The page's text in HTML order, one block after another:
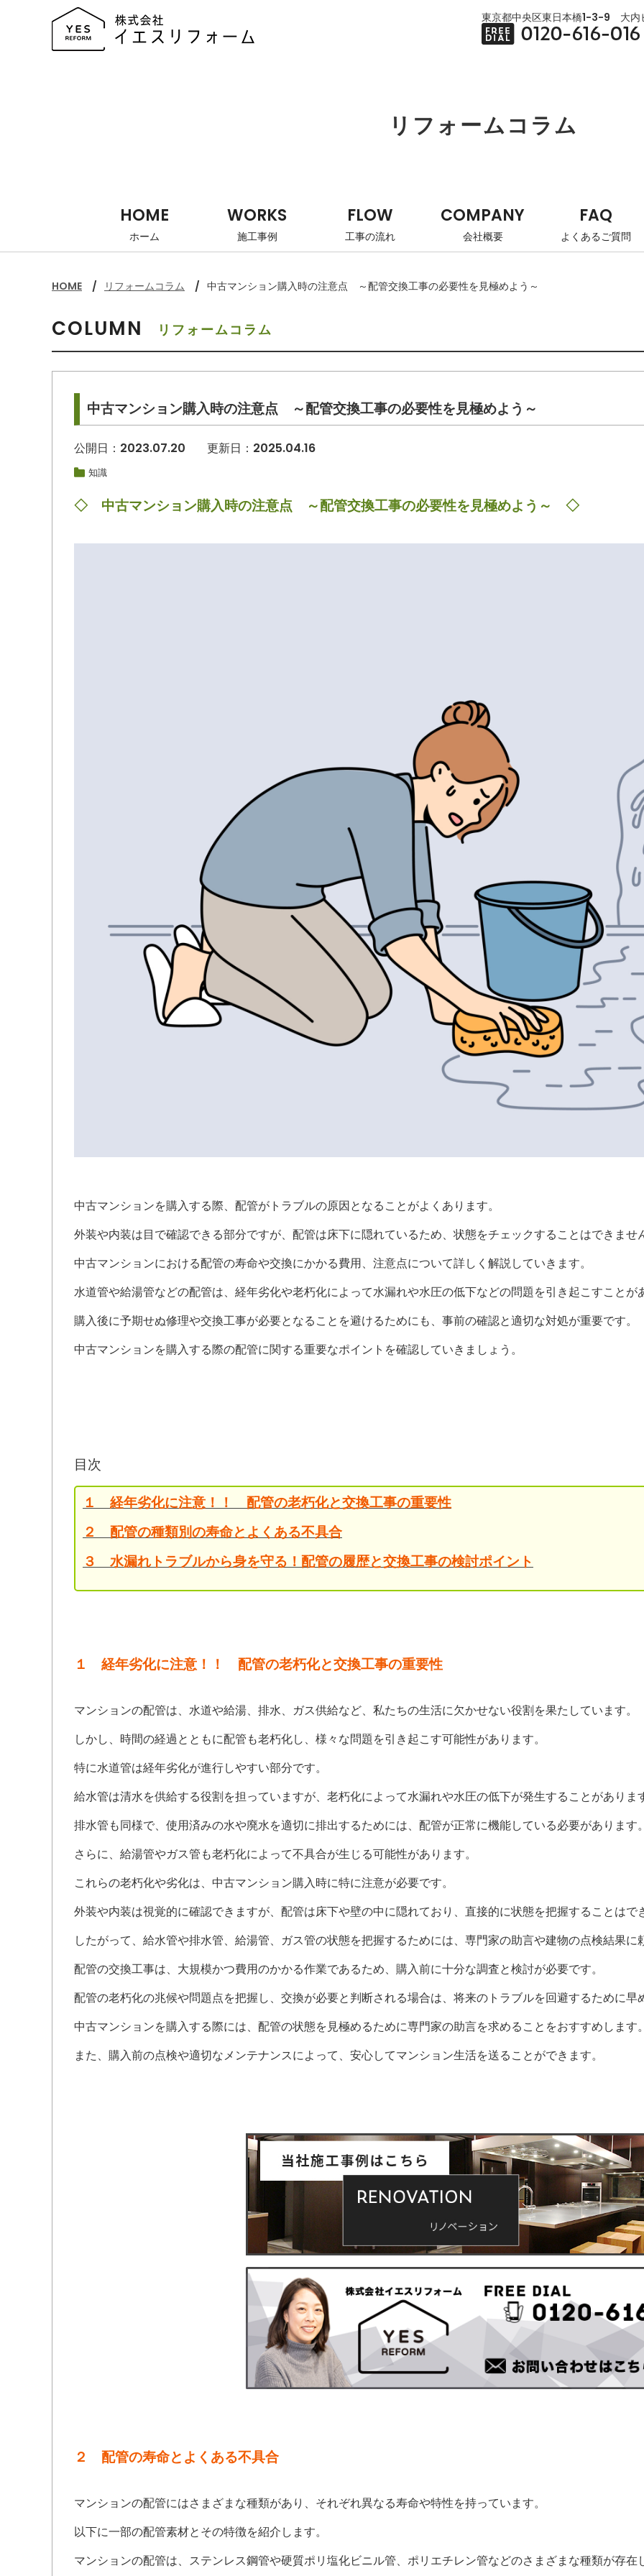
東京都中央区東日本橋1-3-9 大内
リフォームコラム
HOME
ホーム
WORKS
施工事例
FLOW
工事の流れ
COMPANY
会社概要
FAQ
よくあるご質問
HOME リフォームコラム 中古マンション購入時の注意点 ～配管交換工事の必要性を見極めよう～
COLUMN リフォームコラム
中古マンション購入時の注意点 ～配管交換工事の必要性を見極めよう～
公開日： 2023.07.20 更新日：2025.04.16
知識
◇ 中古マンション購入時の注意点 ～配管交換工事の必要性を見極めよう～ ◇
中古マンションを購入する際、配管がトラブルの原因となることがよくあります。
外装や内装は目で確認できる部分ですが、配管は床下に隠れているため、状態をチェックすることはできませ
中古マンションにおける配管の寿命や交換にかかる費用、注意点について詳しく解説していきます。
水道管や給湯管などの配管は、経年劣化や老朽化によって水漏れや水圧の低下などの問題を引き起こすことが
購入後に予期せぬ修理や交換工事が必要となることを避けるためにも、事前の確認と適切な対処が重要です。
中古マンションを購入する際の配管に関する重要なポイントを確認していきましょう。
目次
１ 経年劣化に注意！！ 配管の老朽化と交換工事の重要性
２ 配管の種類別の寿命とよくある不具合
３ 水漏れトラブルから身を守る！配管の履歴と交換工事の検討ポイント
１ 経年劣化に注意！！ 配管の老朽化と交換工事の重要性
マンションの配管は、水道や給湯、排水、ガス供給など、私たちの生活に欠かせない役割を果たしています。
しかし、時間の経過とともに配管も老朽化し、様々な問題を引き起こす可能性があります。
特に水道管は経年劣化が進行しやすい部分です。
給水管は清水を供給する役割を担っていますが、老朽化によって水漏れや水圧の低下が発生することがありま
排水管も同様で、使用済みの水や廃水を適切に排出するためには、配管が正常に機能している必要があります
さらに、給湯管やガス管も老朽化によって不具合が生じる可能性があります。
これらの老朽化や劣化は、中古マンション購入時に特に注意が必要です。
外装や内装は視覚的に確認できますが、配管は床下や壁の中に隠れており、直接的に状態を把握することはで
したがって、給水管や排水管、給湯管、ガス管の状態を把握するためには、専門家の助言や建物の点検結果に
配管の交換工事は、大規模かつ費用のかかる作業であるため、購入前に十分な調査と検討が必要です。
配管の老朽化の兆候や問題点を把握し、交換が必要と判断される場合は、将来のトラブルを回避するために早
中古マンションを購入する際には、配管の状態を見極めるために専門家の助言を求めることをおすすめします
また、購入前の点検や適切なメンテナンスによって、安心してマンション生活を送ることができます。
２ 配管の寿命とよくある不具合
マンションの配管にはさまざまな種類があり、それぞれ異なる寿命や特性を持っています。
以下に一部の配管素材とその特徴を紹介します。
マンションの配管は、ステンレス鋼管や硬質ポリ塩化ビニル管、ポリエチレン管などのさまざまな種類が存在